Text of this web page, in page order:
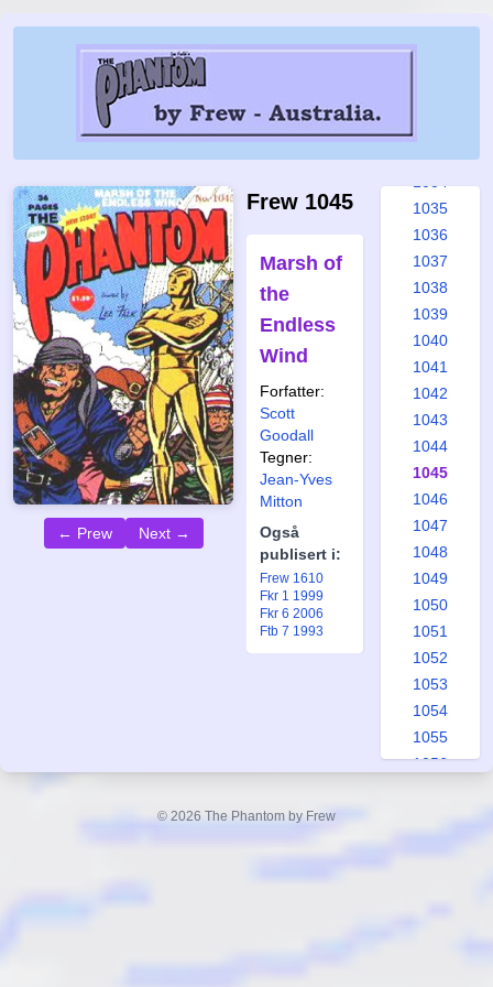
← Prew Next →
Frew 1045
Marsh of
the
Endless
Wind
Forfatter:
Scott
Goodall
Tegner:
Jean-Yves
Mitton
Også
publisert i:
Frew 1610
Fkr 1 1999
Fkr 6 2006
Ftb 7 1993
1028
1029
1035
1036
1037
1038
1039
1040
1041
1042
1043
1044
1045
1046
1047
1048
1049
1050
1051
1052
1053
1054
1055
1056
© 2026 The Phantom by Frew